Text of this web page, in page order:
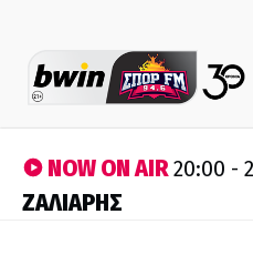
NOW ON AIR20:00 -
ΖΑΛΙΑΡΗΣ